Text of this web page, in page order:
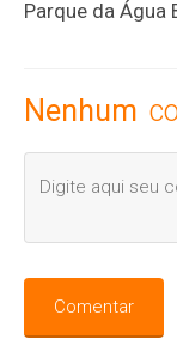
Parque da Água
Nenhum
Comentar